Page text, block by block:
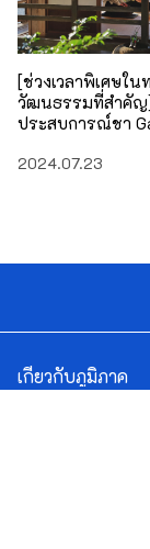
[ช่วงเวลาพิเศษใ
วัฒนธรรมที่สำคัญ]
ประสบการณ์ชา
2024.07.23
เกี่ยวกับภูมิภาค